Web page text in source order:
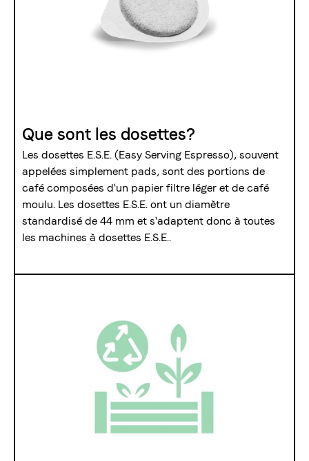
Que sont les dosettes?
Les dosettes E.S.E. (Easy Serving Espresso), souvent
appelées simplement pads, sont des portions de
café composées d'un papier filtre léger et de café
moulu. Les dosettes E.S.E. ont un diamètre
standardisé de 44 mm et s'adaptent donc à toutes
les machines à dosettes E.S.E..